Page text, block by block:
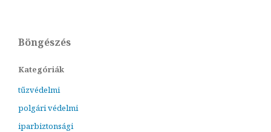
Böngészés
Kategóriák
tűzvédelmi
polgári védelmi
iparbiztonsági